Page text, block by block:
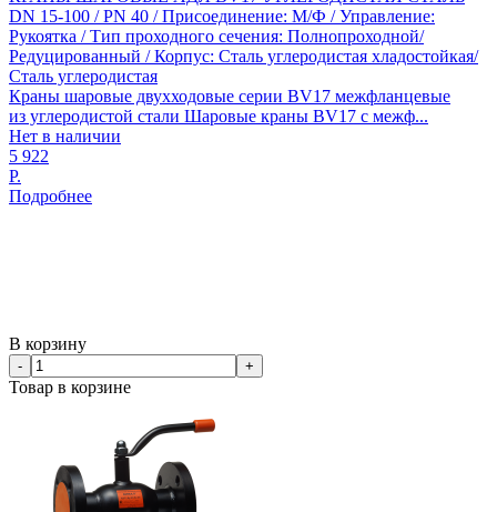
DN 15-100 / PN 40 / Присоединение: М/Ф / Управление:
Рукоятка / Тип проходного сечения: Полнопроходной/
Редуцированный / Корпус: Сталь углеродистая хладостойкая/
Сталь углеродистая
Краны шаровые двухходовые серии BV17 межфланцевые
из углеродистой стали Шаровые краны BV17 с межф...
Нет в наличии
5 922
Р.
Подробнее
В корзину
- +
Товар в корзине